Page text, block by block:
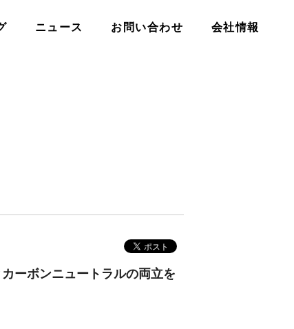
ニュース お問い合わせ 会社情報
ーボンニュートラルの両立を